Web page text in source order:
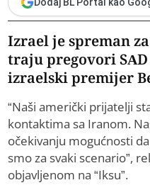
Dodaj BL Portal kao
Izrael je spreman
traju pregovori
izraelski premijer
“Naši američki prijatelji
kontaktima sa Iranom.
očekivanju mogućnosti
smo za svaki scenario”,
objavljenom na “Iksu”.